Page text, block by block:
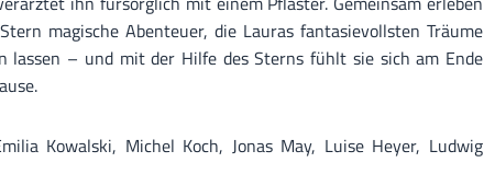
magische Abenteuer, die Lauras fantasievollsten Träume
lassen – und mit der Hilfe des Sterns fühlt sie sich am Ende
Kowalski, Michel Koch, Jonas May, Luise Heyer, Ludwig